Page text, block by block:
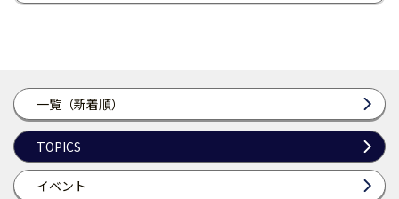
一覧（新着順）
TOPICS
イベント